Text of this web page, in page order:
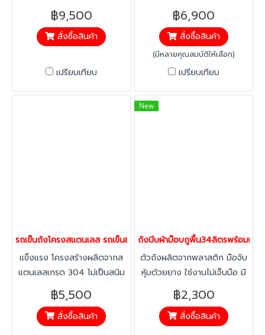
ถังพลาสติก Bulk Container
จาก Happy Move ออกแบบให้
มีความจุสูง ฝาเปิด-ปิดได้ 1-2
เคลื่อนย้ายด้วยล้ออุตสาหกรรม
เหมาะสำหรับโรงงาน โรงแรม
฿9,500
สั่งซื้อสินค้า
เปรียบเทียบ
แรงทนทาน ล้างทำความสะอาด
ง่าย ไม่เป็นสนิม
฿6,900
สั่งซื้อสินค้า
(มีหลายคุณสมบัติให้เลือก)
เปรียบเทียบ
รถเข็นถังโครงสแตนเลส รถเข็นขยะ รถเข็นสแตนเลสพร้อมถังน้ำ รถเ
แข็งแรง โครงสร้างผลิตจากส
แตนเลสเกรด 304 ไม่เป็นสนิม
ถัง ทำจากพลาสติกคุณภาพดี
ความจุ 98 ลิตร
฿5,500
สั่งซื้อสินค้า
New
ถังบีบผ้าม็อบถูพื้น34ลิตรพร้อมที่ป
ตัวถังผลิตจากพลาสติก มือจับ
หุ้มด้วยยาง ใช้งานไม่เจ็บมือ มี
คันโยกบีบผ้าม็อปให้แห้ง ไม่ต้อง
ใช้มือบีบ
฿2,300
สั่งซื้อสินค้า